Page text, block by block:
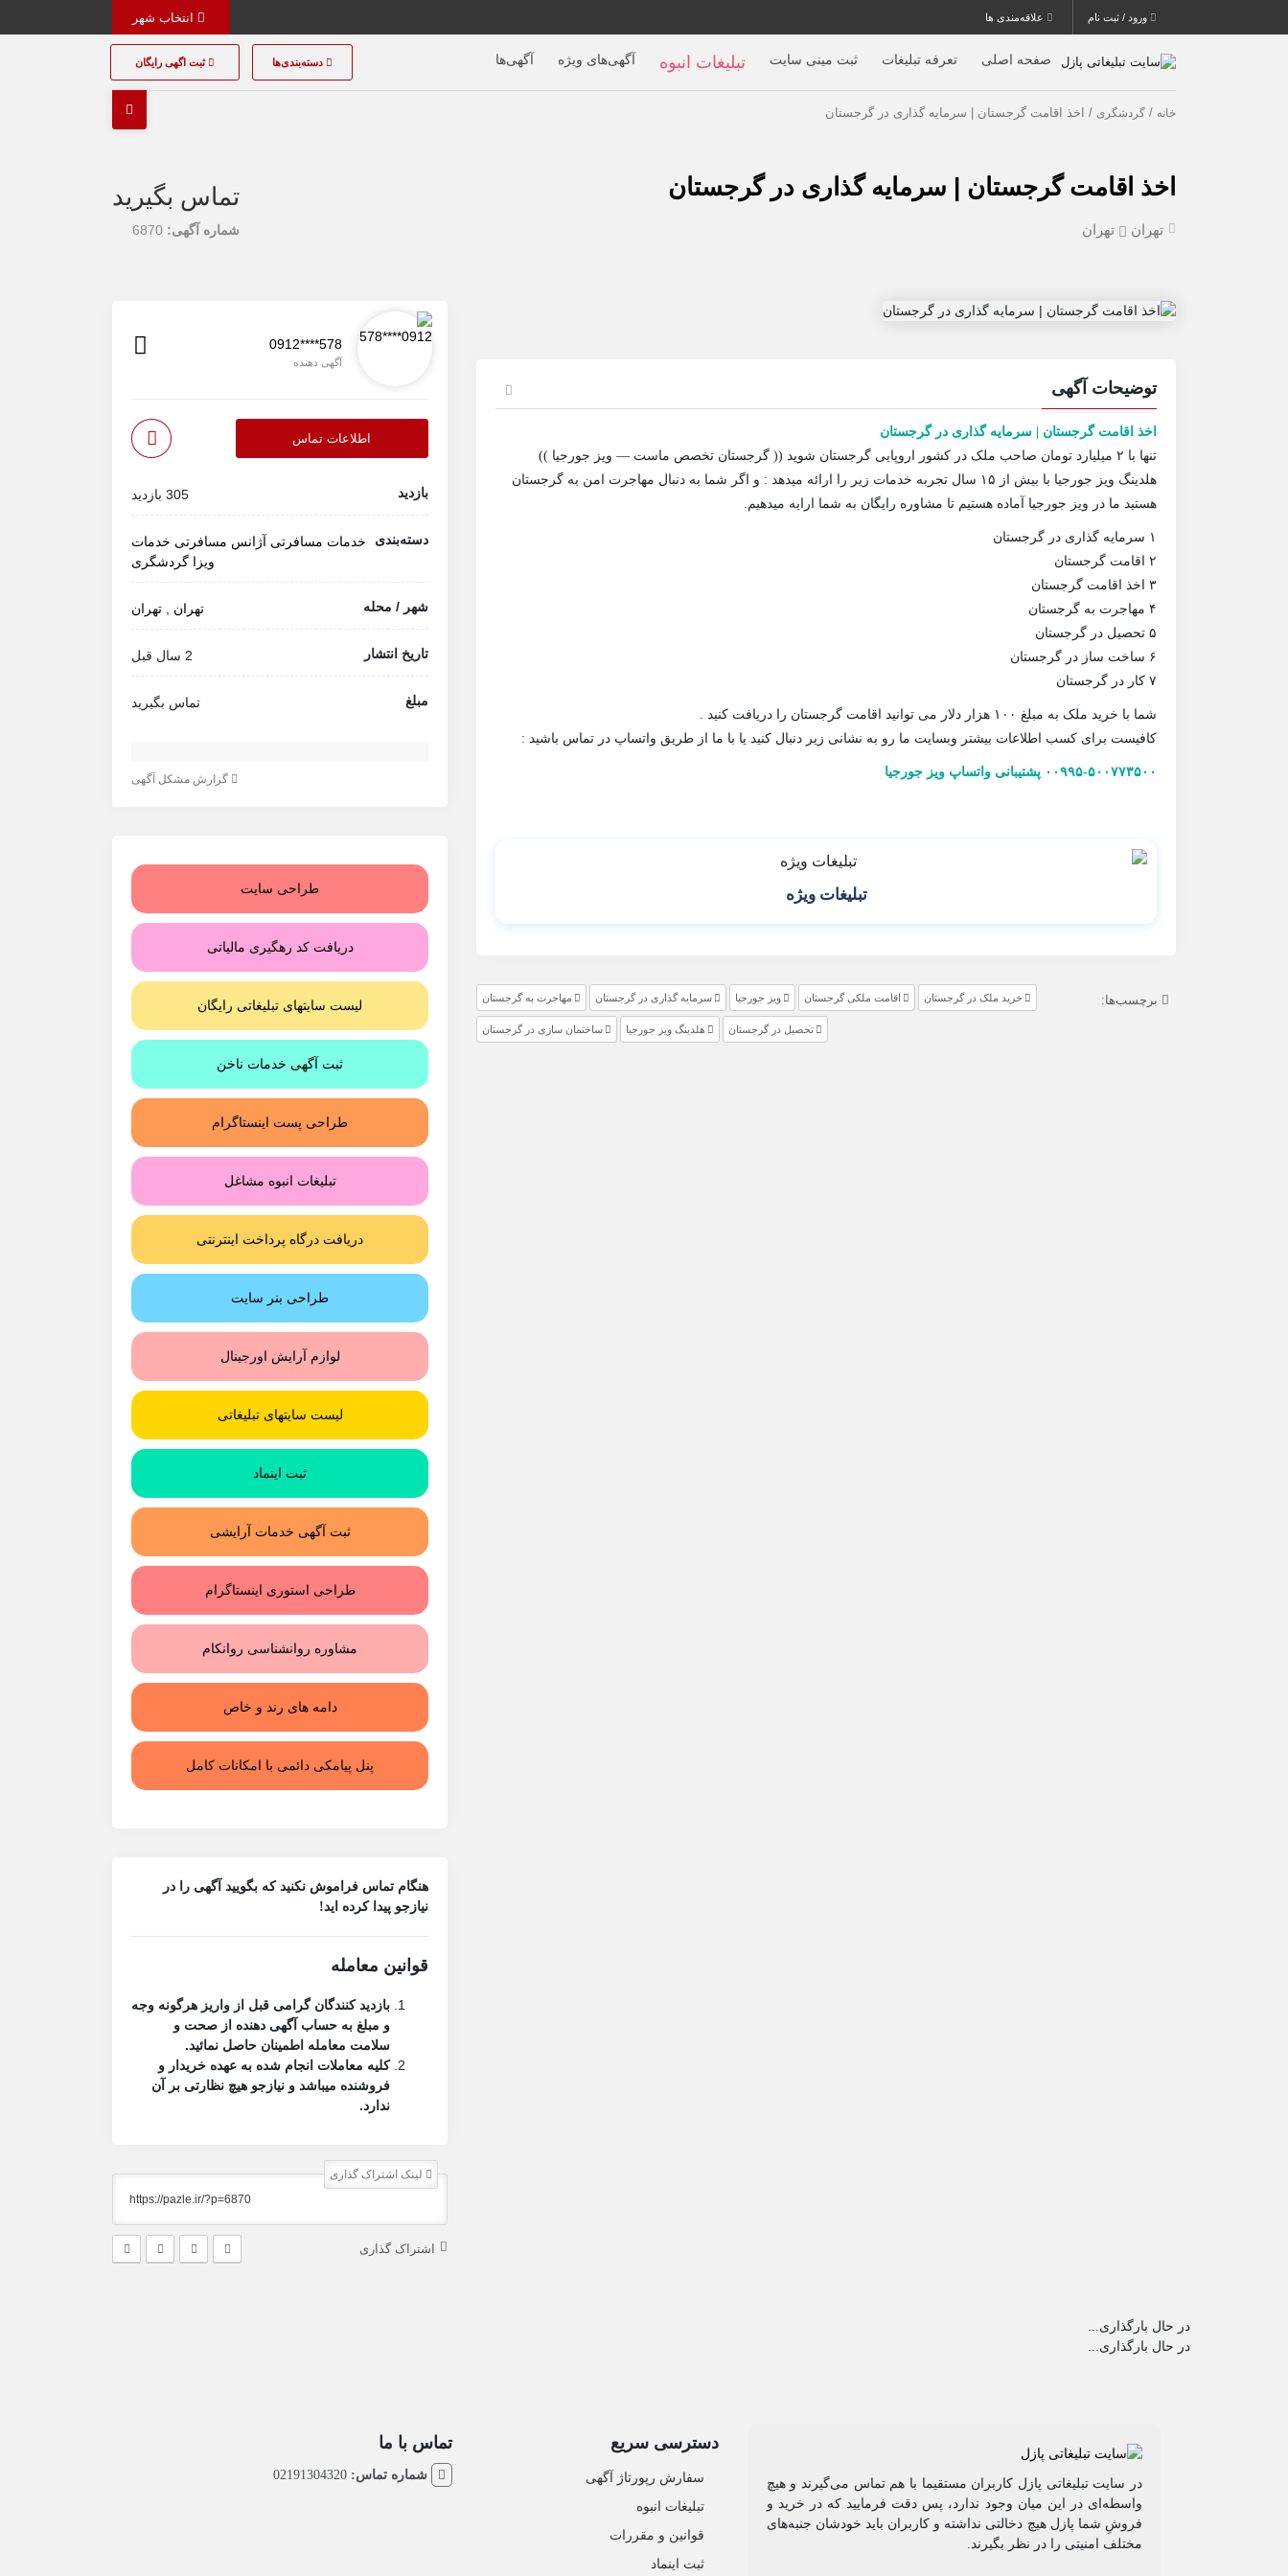
ورود / ثبت نام علاقه‌مندی ها
صفحه اصلی تعرفه تبلیغات ثبت مینی سایت تبلیغات انبوه آگهی‌های ویژه آگهی‌ها دسته‌بندی‌ها ثبت اگهی رایگان
خانه / گردشگری / اخذ اقامت گرجستان | سرمایه گذاری در گرجستان
اخذ اقامت گرجستان | سرمایه گذاری در گرجستان
تهران تهران
تماس بگیرید
شماره آگهی: 6870
توضیحات آگهی
اخذ اقامت گرجستان | سرمایه گذاری در گرجستان
تنها با ۲ میلیارد تومان صاحب ملک در کشور اروپایی گرجستان شوید (( گرجستان تخصص ماست — ویز جورجیا ))
هلدینگ ویز جورجیا با بیش از ۱۵ سال تجربه خدمات زیر را ارائه میدهد : و اگر شما به دنبال مهاجرت امن به گرجستان
هستید ما در ویز جورجیا آماده هستیم تا مشاوره رایگان به شما ارایه میدهیم.
۱ سرمایه گذاری در گرجستان
۲ اقامت گرجستان
۳ اخذ اقامت گرجستان
۴ مهاجرت به گرجستان
۵ تحصیل در گرجستان
۶ ساخت ساز در گرجستان
۷ کار در گرجستان
شما با خرید ملک به مبلغ ۱۰۰ هزار دلار می توانید اقامت گرجستان را دریافت کنید .
کافیست برای کسب اطلاعات بیشتر وبسایت ما رو به نشانی زیر دنبال کنید یا با ما از طریق واتساپ در تماس باشید :
۰۰۹۹۵-۵۰۰۷۷۳۵۰۰ پشتیبانی واتساپ ویز جورجیا
تبلیغات ویژه
برچسب‌ها: خرید ملک در گرجستان اقامت ملکی گرجستان ویز جورجیا سرمایه گذاری در گرجستان مهاجرت به گرجستان
تحصیل در گرجستان هلدینگ ویز جورجیا ساختمان سازی در گرجستان
0912****578
آگهی دهنده
اطلاعات تماس
بازدید 305 بازدید
دسته‌بندی خدمات مسافرتی آژانس مسافرتی خدمات
ویزا گردشگری
شهر / محله تهران تهران
تاریخ انتشار 2 سال قبل
مبلغ تماس بگیرید
گزارش مشکل آگهی
طراحی سایت
دریافت کد رهگیری مالیاتی
لیست سایتهای تبلیغاتی رایگان
ثبت آگهی خدمات ناخن
طراحی پست اینستاگرام
تبلیغات انبوه مشاغل
دریافت درگاه پرداخت اینترنتی
طراحی بنر سایت
لوازم آرایش اورجینال
لیست سایتهای تبلیغاتی
ثبت اینماد
ثبت آگهی خدمات آرایشی
طراحی استوری اینستاگرام
مشاوره روانشناسی روانکام
دامه های رند و خاص
پنل پیامکی دائمی با امکانات کامل
هنگام تماس فراموش نکنید که بگویید آگهی را در
نیازجو پیدا کرده اید!
قوانین معامله
بازدید کنندگان گرامی قبل از واریز هرگونه وجه
و مبلغ به حساب آگهی دهنده از صحت و
سلامت معامله اطمینان حاصل نمائید.
کلیه معاملات انجام شده به عهده خریدار و
فروشنده میباشد و نیازجو هیچ نظارتی بر آن
ندارد.
لینک اشتراک گذاری
اشتراک گذاری
در حال بارگذاری...
در حال بارگذاری...
در سایت تبلیغاتی پازل کاربران مستقیما با هم تماس می‌گیرند و هیچ
واسطه‌ای در این میان وجود ندارد، پس دقت فرمایید که در خرید و
فروشِ شما پازل هیچ دخالتی نداشته و کاربران باید خودشان جنبه‌های
مختلف امنیتی را در نظر بگیرند.
دسترسی سریع
سفارش رپورتاژ آگهی
تبلیغات انبوه
قوانین و مقررات
ثبت اینماد
تماس با ما
شماره تماس: 02191304320